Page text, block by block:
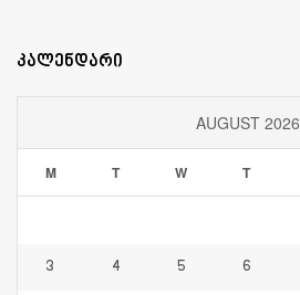
კალენდარი
AUGUST 2026
M T W T
3 4 5 6